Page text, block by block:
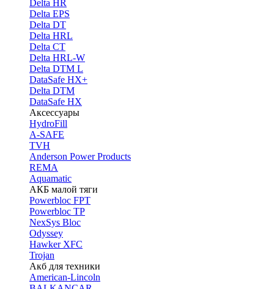
Delta HR
Delta EPS
Delta DT
Delta HRL
Delta CT
Delta HRL-W
Delta DTM L
DataSafe HX+
Delta DTM
DataSafe HX
Аксессуары
HydroFill
A-SAFE
TVH
Anderson Power Products
REMA
Aquamatic
АКБ малой тяги
Powerbloc FPT
Powerbloc TP
NexSys Bloc
Odyssey
Hawker XFC
Trojan
Акб для техники
American-Lincoln